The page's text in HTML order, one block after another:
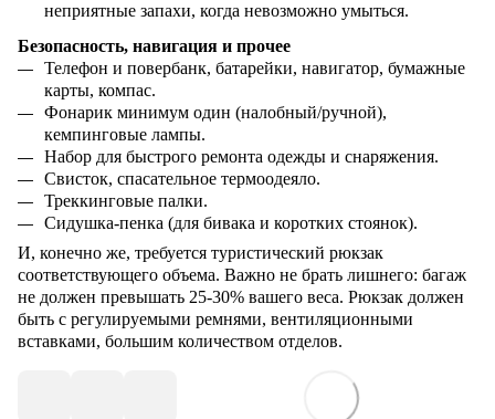
неприятные запахи, когда невозможно умыться.
Безопасность, навигация и прочее
Телефон и повербанк, батарейки, навигатор, бумажные
карты, компас.
Фонарик минимум один (налобный/ручной),
кемпинговые лампы.
Набор для быстрого ремонта одежды и снаряжения.
Свисток, спасательное термоодеяло.
Треккинговые палки.
Сидушка-пенка (для бивака и коротких стоянок).
И, конечно же, требуется туристический рюкзак
соответствующего объема. Важно не брать лишнего: багаж
не должен превышать 25-30% вашего веса. Рюкзак должен
быть с регулируемыми ремнями, вентиляционными
вставками, большим количеством отделов.